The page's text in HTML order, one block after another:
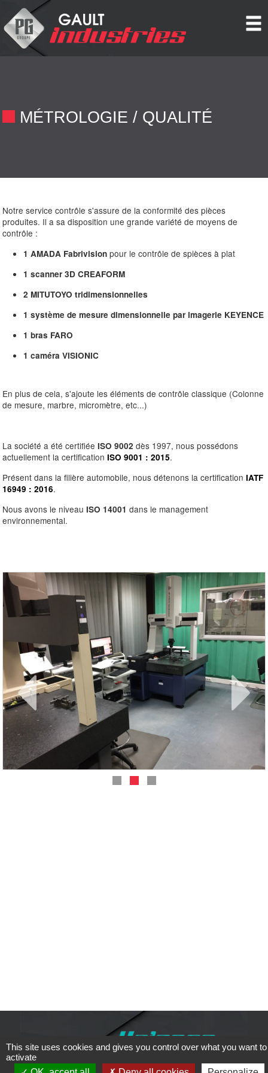
MÉTROLOGIE / QUALITÉ
Notre service contrôle s'assure de la conformité des pièces
produites. Il a sa disposition une grande variété de moyens de
contrôle :
1 AMADA Fabrivision pour le contrôle de spièces à plat
1 scanner 3D CREAFORM
2 MITUTOYO tridimensionnelles
1 système de mesure dimensionnelle par imagerie KEYENCE
1 bras FARO
1 caméra VISIONIC
En plus de cela, s'ajoute les éléments de contrôle classique (Colonne
de mesure, marbre, micromètre, etc...)
La société a été certifiéeISO 9002 dès 1997, nous possédons
actuellement la certificationISO 9001 : 2015.
Présent dans la filière automobile, nous détenons la certificationIATF
16949 : 2016.
Nous avons le niveauISO 14001 dans le management
environnemental.
Cookies management panel
This site uses cookies and gives you control over what you want to
activate